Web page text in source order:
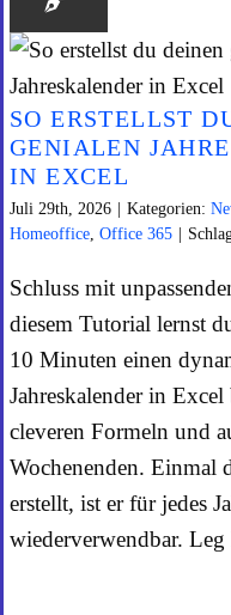
SO ERSTELLST
GENIALEN
IN EXCEL
Juli 29th, 2026 Kategorien:
Homeoffice, Office 365
Schluss mit
diesem Tutorial lernst
10 Minuten einen
Jahreskalender in
cleveren Formeln und
Wochenenden. Einmal
erstellt, ist er für jedes
wiederverwendbar. Leg